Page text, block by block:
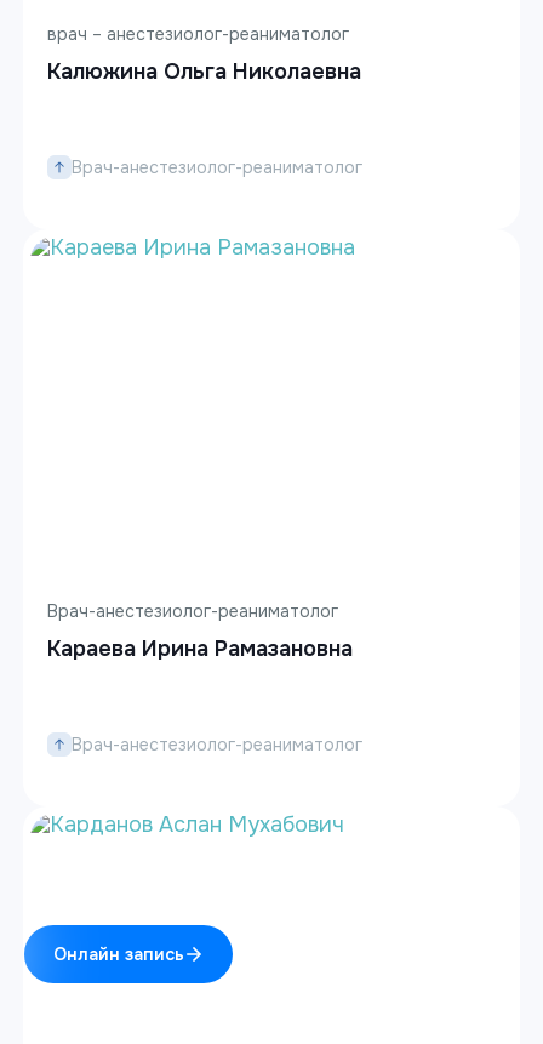
врач – анестезиолог-реаниматолог
Калюжина Ольга Николаевна
Врач-анестезиолог-реаниматолог
Врач-анестезиолог-реаниматолог
Караева Ирина Рамазановна
Врач-анестезиолог-реаниматолог